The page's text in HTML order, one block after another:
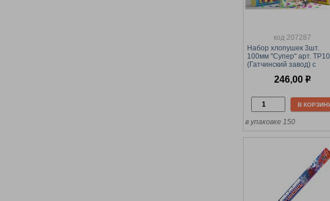
код 207287
Набор хлопушек 3шт.
100мм "Супер" арт.
(Гатчинский завод) с
246,00 р
В
в упаковке 150